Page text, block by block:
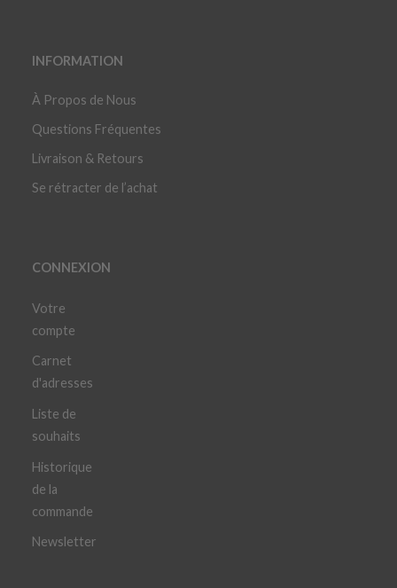
INFORMATION
À Propos de Nous
Questions Fréquentes
Livraison & Retours
Se rétracter de l’achat
CONNEXION
Votre
compte
Carnet
d'adresses
Liste de
souhaits
Historique
de la
commande
Newsletter